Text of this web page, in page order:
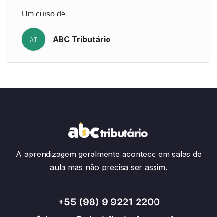
Um curso de
AT ABC Tributário
A aprendizagem geralmente acontece em salas de
aula mas não precisa ser assim.
+55 (98) 9 9221 2200